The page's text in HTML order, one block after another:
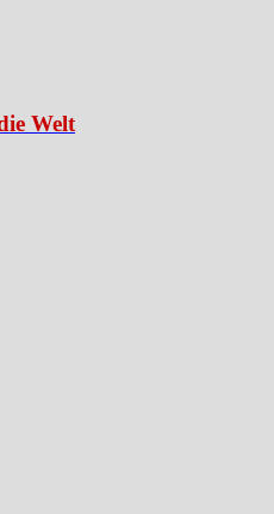
Welt